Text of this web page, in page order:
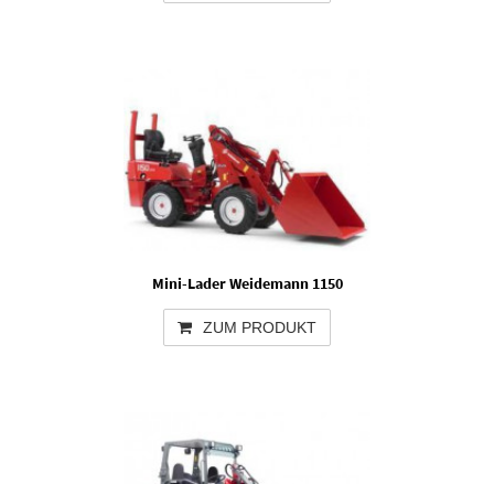
Mini-Lader Weidemann 1150
ZUM PRODUKT